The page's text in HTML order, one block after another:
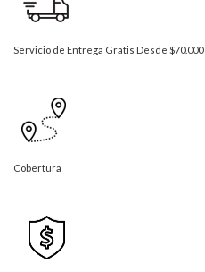
Servicio de Entrega Gratis Desde
Cobertura